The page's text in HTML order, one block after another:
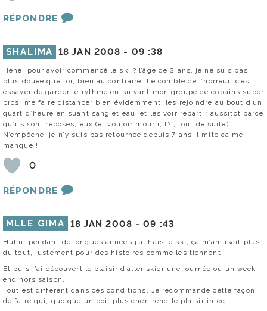
RÉPONDRE
SHALIMA 18 JAN 2008 - 09 :38
Héhé, pour avoir commencé le ski ? l’âge de 3 ans, je ne suis pas
plus douée que toi, bien au contraire. Le comble de l’horreur, c’est
essayer de garder le rythme en suivant mon groupe de copains super
pros, me faire distancer bien évidemment, les rejoindre au bout d’un
quart d’heure en suant sang et eau, et les voir repartir aussitôt parce
qu’ils sont reposés, eux (et vouloir mourir, l? , tout de suite)
N’empêche, je n’y suis pas retournée depuis 7 ans, limite ça me
manque !!
0
RÉPONDRE
MLLE GIMA 18 JAN 2008 -09 :43
Huhu, pendant de longues années j’ai hais le ski, ça m’amusait plus
du tout, justement pour des histoires comme les tiennent.
Et puis j’ai découvert le plaisir d’aller skier une journée ou un week
end hors saison.
Tout est different dans ces conditions. Je recommande cette façon
de faire qui, quoique un poil plus cher, rend le plaisir intect.